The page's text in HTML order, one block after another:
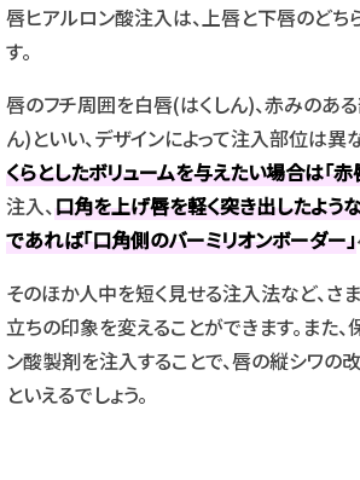
唇ヒアルロン酸注入は、上唇と下唇のど
す。
唇のフチ周囲を白唇(はくしん)、赤みのあ
ん)といい、デザインによって注入部位は異
くらとしたボリュームを与えたい場合は「赤
注入、口角を上げ唇を軽く突き出したよう
であれば「口角側のバーミリオンボーダー」
そのほか人中を短く見せる注入法など、さ
立ちの印象を変えることができます。また
ン酸製剤を注入することで、唇の縦シワの
といえるでしょう。